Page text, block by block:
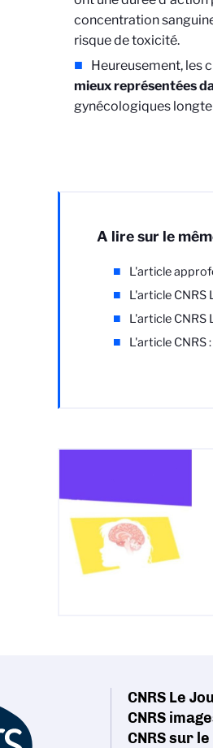
concentration
risque de toxicité.
Heureusement, les
mieux représentées
gynécologiques
A lire sur le
L'article
L'article CNRS
L'article CNRS
L'article CNRS :
CNRS Le
CNRS
CNRS sur